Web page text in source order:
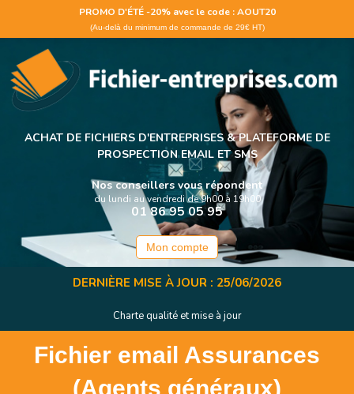
Panneau de gestion des cookies
PROMO D'ÉTÉ -20% avec le code : AOUT20
(Au-delà du minimum de commande de 29€ HT)
ACHAT DE FICHIERS D'ENTREPRISES &PLATEFORME DE
PROSPECTION EMAIL ET SMS
Nos conseillers vous répondent
du lundi au vendredi de 9h00 à 19h00
01 86 95 05 95
Mon compte
DERNIÈRE MISE À JOUR : 25/06/2026
Charte qualité et mise à jour
Fichier email Assurances
(Agents généraux)